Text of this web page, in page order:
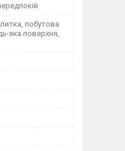
побутова
яка поверхня,